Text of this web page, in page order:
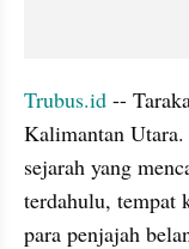
Trubus.id --
Kalimantan
sejarah yang
terdahulu, tempat
para penjajah